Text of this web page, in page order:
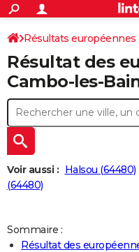
ACTUALITÉS
Politique
Société
Faits Divers
Education
Monde
Villes
+
SPORT
Coupe du monde 2026
Football
Tennis
Cyclisme
Rugby
Forum
CULTURE
Programme TV
TNT
Streaming
Cinéma
Sorties cinéma
Musique
+
FINANCE
Retraite
Impôts
Epargne
Immobilier
Risques naturels par ville
Banque
Assurance
Crédit
AUTO
Essais
Réserver un essai
Citadines
Berlines
SUV
Forum auto
+
HIGH-TECH
Mobiles
Meilleur smartphone
Internet
Ordinateurs
Jeux vidéo
Guide high-tech
+
BRICOLAGE
Guides de France
Escapades
Patrimoine
Expositions
Musées
Week-end nature
LIFESTYLE
Résultats européennes
Résultat des
Cambo-les-
Voir aussi : Halsou (64480)
(64480)
Sommaire :
Résultat des